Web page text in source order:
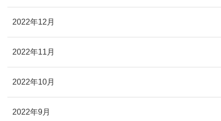
2022年12月
2022年11月
2022年10月
2022年9月